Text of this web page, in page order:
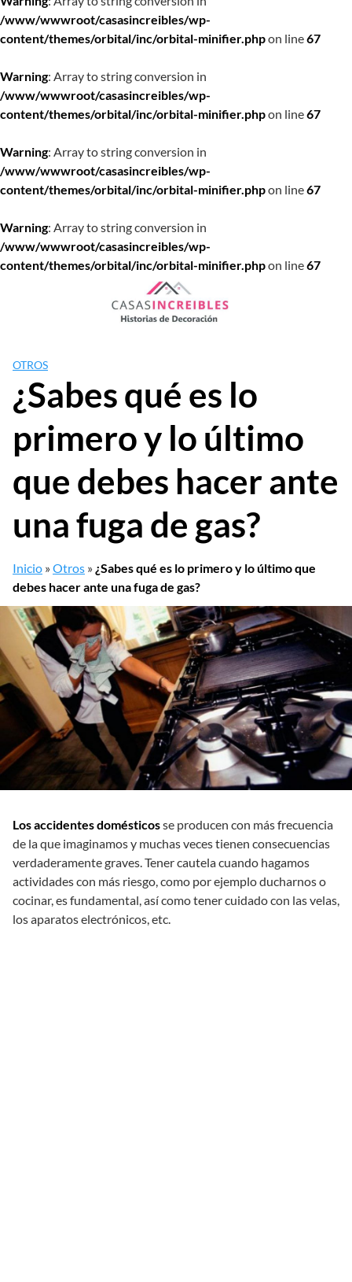
/www/wwwroot/casasincreibles/wp-
content/themes/orbital/inc/orbital-minifier.phpon line67
Warning: Array to string conversion in
/www/wwwroot/casasincreibles/wp-
content/themes/orbital/inc/orbital-minifier.phpon line67
Warning: Array to string conversion in
/www/wwwroot/casasincreibles/wp-
content/themes/orbital/inc/orbital-minifier.phpon line67
Warning: Array to string conversion in
/www/wwwroot/casasincreibles/wp-
content/themes/orbital/inc/orbital-minifier.phpon line67
OTROS
¿Sabes qué es lo
primero y lo último
que debes hacer ante
una fuga de gas?
Inicio »Otros » ¿Sabes qué es lo primero y lo último que
debes hacer ante una fuga de gas?
Los accidentes domésticosse producen con más frecuencia
de la que imaginamos y muchas veces tienen consecuencias
verdaderamente graves. Tener cautela cuando hagamos
actividades con más riesgo, como por ejemplo ducharnos o
cocinar, es fundamental, así como tener cuidado con las velas,
los aparatos electrónicos, etc.